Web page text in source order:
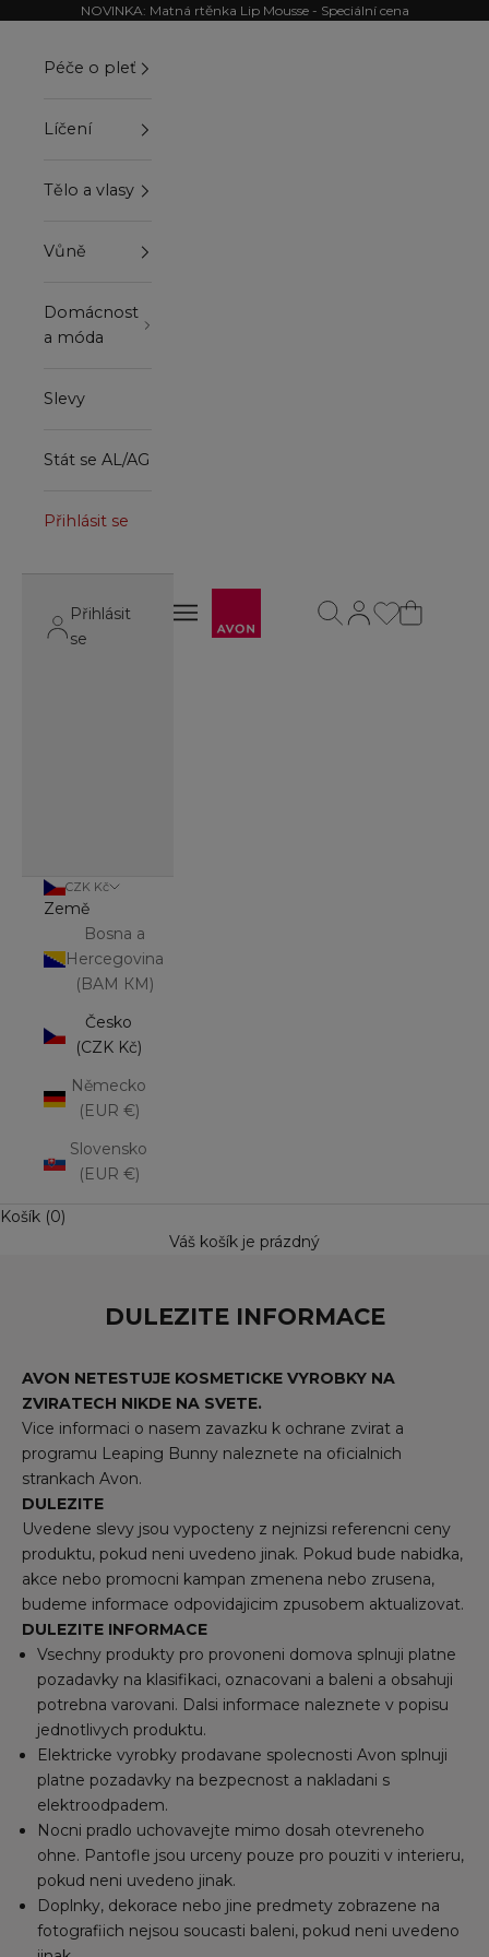
Přejít na obsahNOVINKA: Matná rtěnka Lip Mousse - Speciální cena
Otevřít navigační menu
Otevřít navigační menu
Otevřít stránku
Otevřít vyhledávání
Péče o pleť
Líčení
Tělo a vlasy
Vůně
Domácnost
a móda
Slevy
Stát se AL/AG
Přihlásit se
Přihlásit
se
CZK Kč
Země
Bosna a
Hercegovina
(BAM КМ)
Česko
(CZK Kč)
Německo
(EUR €)
Slovensko
(EUR €)
Košík (0)
Váš košík je prázdný
DULEZITE INFORMACE
AVON NETESTUJE KOSMETICKE VYROBKY NA
ZVIRATECH NIKDE NA SVETE.
Vice informaci o nasem zavazku k ochrane zvirat a
programu Leaping Bunny naleznete na oficialnich
strankach Avon.
DULEZITE
Uvedene slevy jsou vypocteny z nejnizsi referencni ceny
produktu, pokud neni uvedeno jinak. Pokud bude nabidka,
akce nebo promocni kampan zmenena nebo zrusena,
budeme informace odpovidajicim zpusobem aktualizovat.
DULEZITE INFORMACE
Vsechny produkty pro provoneni domova splnuji platne
pozadavky na klasifikaci, oznacovani a baleni a obsahuji
potrebna varovani. Dalsi informace naleznete v popisu
jednotlivych produktu.
Elektricke vyrobky prodavane spolecnosti Avon splnuji
platne pozadavky na bezpecnost a nakladani s
elektroodpadem.
Nocni pradlo uchovavejte mimo dosah otevreneho
ohne. Pantofle jsou urceny pouze pro pouziti v interieru,
pokud neni uvedeno jinak.
Doplnky, dekorace nebo jine predmety zobrazene na
fotografiich nejsou soucasti baleni, pokud neni uvedeno